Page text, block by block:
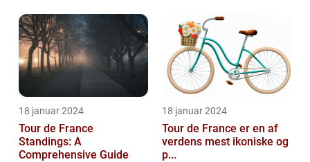
18 januar 2024
Tour de France
Standings: A
Comprehensive Guide
18 januar 2024
Tour de France er en af
verdens mest ikoniske og
p...